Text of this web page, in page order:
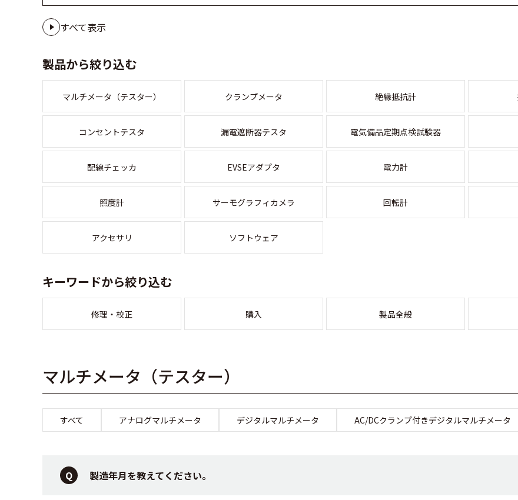
すべて表示
製品から絞り込む
マルチメータ（テスター） クランプメータ 絶縁抵抗計
コンセントテスタ 漏電遮断器テスタ 電気備品定期点検試験器
配線チェッカ EVSEアダプタ 電力計
照度計 サーモグラフィカメラ 回転計
アクセサリ ソフトウェア
キーワードから絞り込む
修理・校正 購入 製品全般
マルチメータ（テスター）
すべて アナログマルチメータ デジタルマルチメータ AC/DCクランプ付きデジタルマルチメータ
製造年月を教えてください。